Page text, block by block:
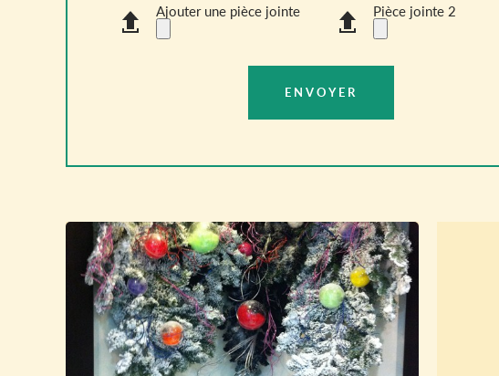
Ajouter une pièce jointe Pièce jointe 2